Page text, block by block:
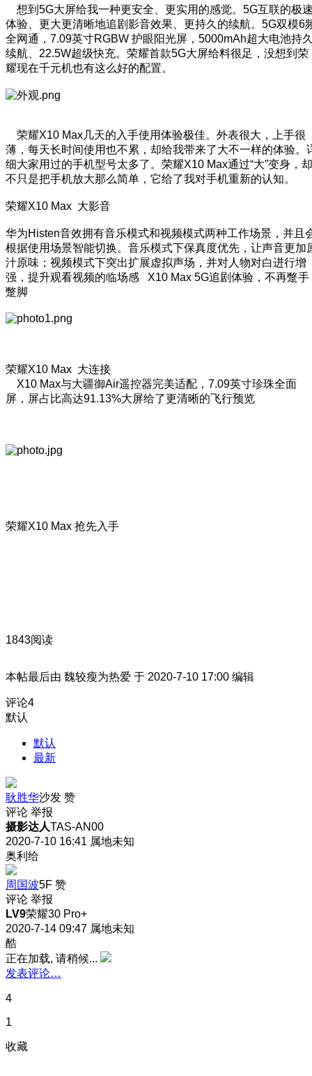
想到5G大屏给我一种更安全、更实用的感觉。5G互联的极
体验、更大更清晰地追剧影音效果、更持久的续航。5G双模6
全网通，7.09英寸RGBW 护眼阳光屏，5000mAh超大电池持
续航、22.5W超级快充。荣耀首款5G大屏给料很足，没想到荣
耀现在千元机也有这么好的配置。
荣耀X10 Max几天的入手使用体验极佳。外表很大，上手很
薄，每天长时间使用也不累，却给我带来了大不一样的体验。
细大家用过的手机型号太多了。荣耀X10 Max通过“大”变身，却
不只是把手机放大那么简单，它给了我对手机重新的认知。
荣耀X10 Max 大影音
华为Histen音效拥有音乐模式和视频模式两种工作场景，并且
根据使用场景智能切换。音乐模式下保真度优先，让声音更加
汁原味；视频模式下突出扩展虚拟声场，并对人物对白进行增
强，提升观看视频的临场感 X10 Max 5G追剧体验，不再蹩手
蹩脚
荣耀X10 Max 大连接
X10 Max与大疆御Air遥控器完美适配，7.09英寸珍珠全面
屏，屏占比高达91.13%大屏给了更清晰的飞行预览
荣耀X10 Max 抢先入手
1843阅读
本帖最后由 魏较瘦为热爱 于 2020-7-10 17:00 编辑
评论4
默认
默认
最新
耿胜华沙发 赞
评论 举报
摄影达人TAS-AN00
2020-7-10 16:41 属地未知
奥利给
周国波5F 赞
评论 举报
LV9荣耀30 Pro+
2020-7-14 09:47 属地未知
酷
正在加载, 请稍候...
发表评论…
4
1
收藏